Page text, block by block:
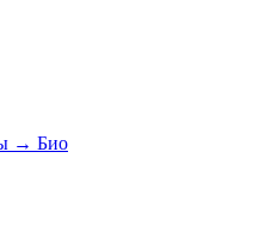
→ Био